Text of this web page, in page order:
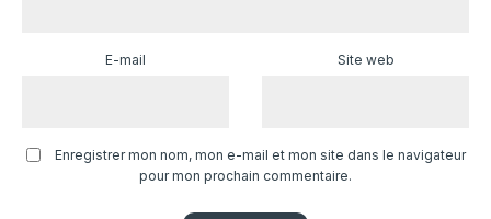
E-mail Site web
Enregistrer mon nom, mon e-mail et mon site dans le navigateur
pour mon prochain commentaire.